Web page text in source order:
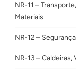
NR-11 –
Materiais
NR-12 –
NR-13 – Caldeiras,